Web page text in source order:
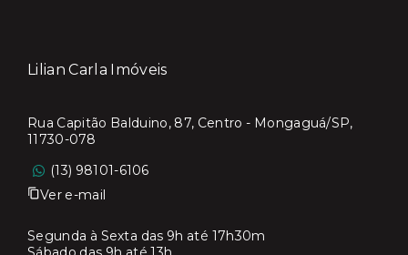
Lilian Carla Imóveis
Rua Capitão Balduino, 87, Centro - Mongaguá/SP,
11730-078
(13) 98101-6106
Ver e-mail
Segunda à Sexta das 9h até 17h30m